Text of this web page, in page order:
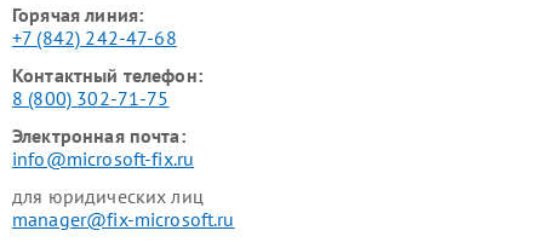
Горячая линия:
+7 (842) 242-47-68
Контактный телефон:
8 (800) 302-71-75
Электронная почта:
info@microsoft-fix.ru
для юридических лиц
manager@fix-microsoft.ru